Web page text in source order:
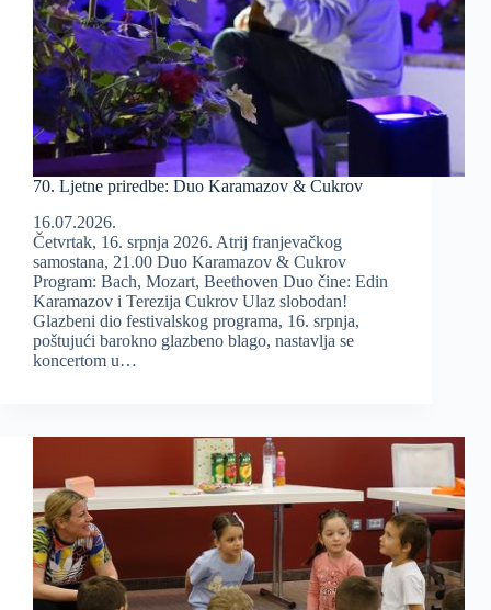
70. Ljetne priredbe: Duo Karamazov & Cukrov
16.07.2026.
Četvrtak, 16. srpnja 2026. Atrij franjevačkog
samostana, 21.00 Duo Karamazov & Cukrov
Program: Bach, Mozart, Beethoven Duo čine: Edin
Karamazov i Terezija Cukrov Ulaz slobodan!
Glazbeni dio festivalskog programa, 16. srpnja,
poštujući barokno glazbeno blago, nastavlja se
koncertom u…